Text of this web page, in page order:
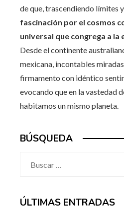
de que, trascendiendo límites
fascinación por el cosmos
universal que congrega a la
Desde el continente
mexicana, incontables
firmamento con idéntico
evocando que en la vastedad
habitamos un mismo planeta.
BÚSQUEDA
ÚLTIMAS ENTRADAS